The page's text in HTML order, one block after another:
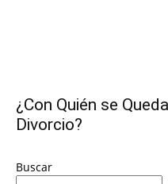
¿Con Quién se
Divorcio?
Buscar